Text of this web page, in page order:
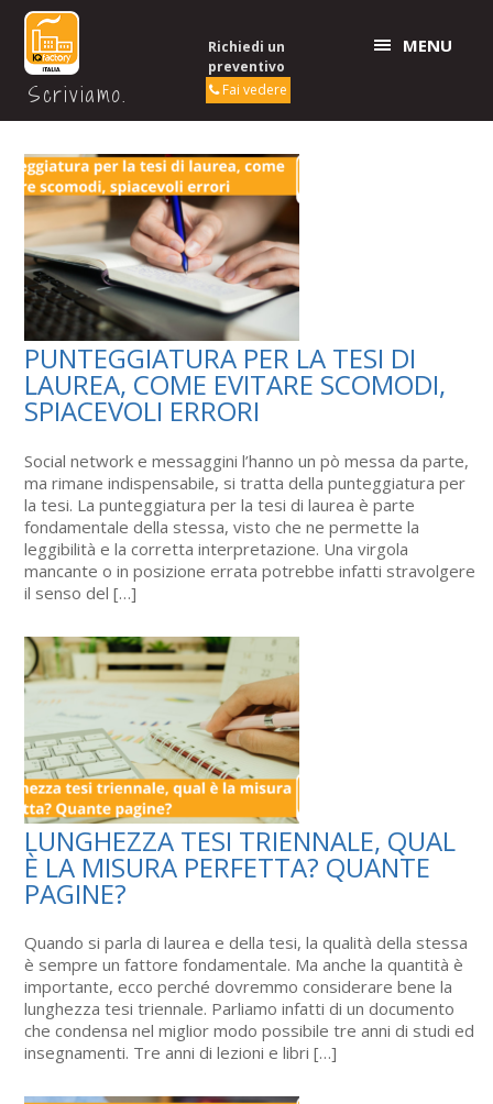
Scriviamo.
MENU
Richiedi un
preventivo
Fai vedere
PUNTEGGIATURA PER LA TESI DI
LAUREA, COME EVITARE SCOMODI,
SPIACEVOLI ERRORI
Social network e messaggini l’hanno un pò messa da parte,
ma rimane indispensabile, si tratta della punteggiatura per
la tesi. La punteggiatura per la tesi di laurea è parte
fondamentale della stessa, visto che ne permette la
leggibilità e la corretta interpretazione. Una virgola
mancante o in posizione errata potrebbe infatti stravolgere
il senso del […]
LUNGHEZZA TESI TRIENNALE, QUAL
È LA MISURA PERFETTA? QUANTE
PAGINE?
Quando si parla di laurea e della tesi, la qualità della stessa
è sempre un fattore fondamentale. Ma anche la quantità è
importante, ecco perché dovremmo considerare bene la
lunghezza tesi triennale. Parliamo infatti di un documento
che condensa nel miglior modo possibile tre anni di studi ed
insegnamenti. Tre anni di lezioni e libri […]